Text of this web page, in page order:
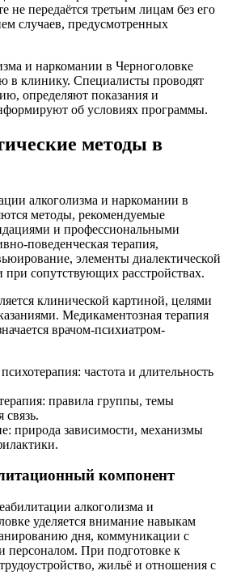
передаётся третьим лицам без его
случаев, предусмотренных
и наркомании в Черноголовке
в клинику. Специалисты проводят
определяют показания и
об условиях программы.
методы в
алкоголизма и наркомании в
методы, рекомендуемые
и профессиональными
поведенческая терапия,
элементы диалектической
при сопутствующих расстройствах.
клинической картиной, целями
Медикаментозная терапия
врачом-психиатром-
частота и длительность
правила группы, темы
связь.
природа зависимости, механизмы
компонент
алкоголизма и
уделяется внимание навыкам
дня, коммуникации с
персоналом. При подготовке к
жильё и отношения с